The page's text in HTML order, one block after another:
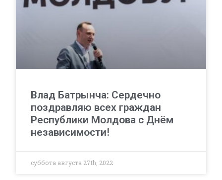
Влад Батрынча: Сердечно
поздравляю всех граждан
Республики Молдова с Днём
независимости!
суббота августа 27th, 2022